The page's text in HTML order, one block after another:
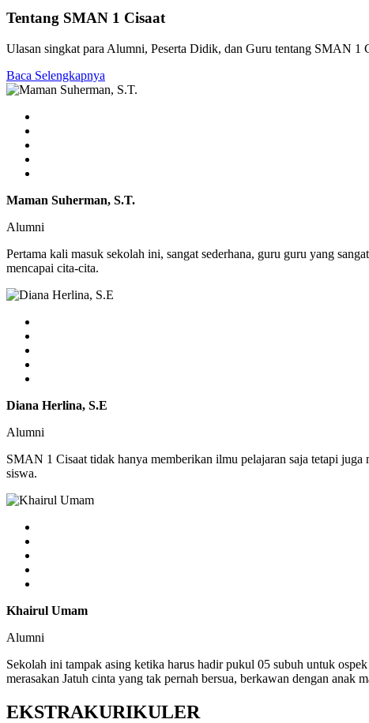
Tentang SMAN 1 Cisaat
Ulasan singkat para Alumni, Peserta Didik, dan Guru tentang SMAN 1
Baca Selengkapnya
Maman Suherman, S.T.
Alumni
Pertama kali masuk sekolah ini, sangat sederhana, guru guru yang
mencapai cita-cita.
Diana Herlina, S.E
Alumni
SMAN 1 Cisaat tidak hanya memberikan ilmu pelajaran saja tetapi
siswa.
Khairul Umam
Alumni
Sekolah ini tampak asing ketika harus hadir pukul 05 subuh untuk
merasakan Jatuh cinta yang tak pernah bersua, berkawan dengan anak
EKSTRAKURIKULER